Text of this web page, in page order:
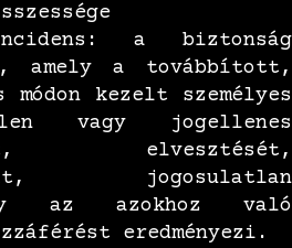
a biztonság
amely a továbbított,
kezelt személyes
vagy jogellenes
elvesztését,
jogosulatlan
az azokhoz való
eredményezi.